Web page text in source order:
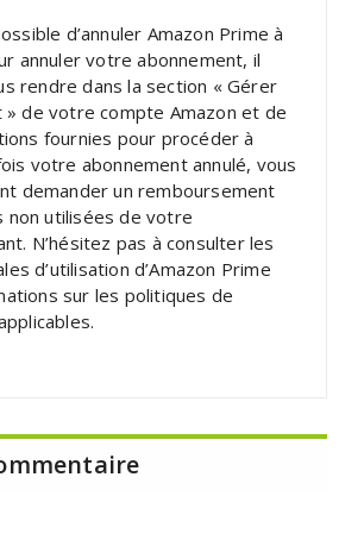
d’annuler Amazon Prime à
annuler votre abonnement, il
rendre dans la section « Gérer
» de votre compte Amazon et de
fournies pour procéder à
votre abonnement annulé, vous
demander un remboursement
non utilisées de votre
N’hésitez pas à consulter les
d’utilisation d’Amazon Prime
sur les politiques de